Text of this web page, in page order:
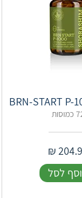
₪
לסל